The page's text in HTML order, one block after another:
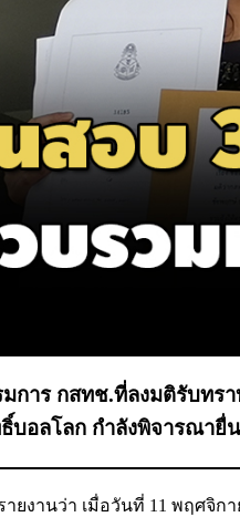
มการ กสทช.ที่ลงมติรับท
อลโลก กำลังพิจารณายื่
ายงานว่า เมื่อวันที่ 11 พฤศจิ